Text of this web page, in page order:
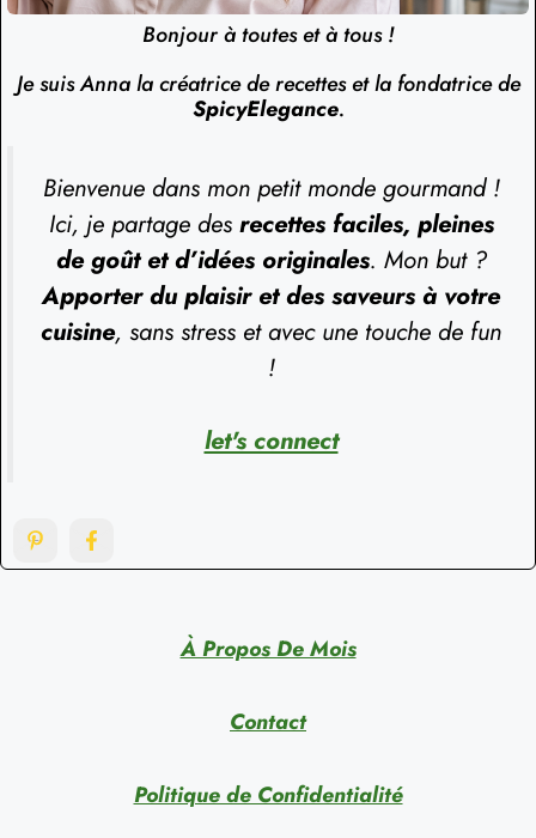
Bonjour à toutes et à tous !
Je suis Anna la créatrice de recettes et la fondatrice de
SpicyElegance.
Bienvenue dans mon petit monde gourmand !
Ici, je partage des recettes faciles, pleines
de goût et d’idées originales. Mon but ?
Apporter du plaisir et des saveurs à votre
cuisine, sans stress et avec une touche de fun
!
let's connect
À Propos De Mois
Contact
Politique de Confidentialité